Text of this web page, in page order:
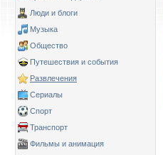
Люди и блоги
Музыка
Общество
Путешествия и события
Развлечения
Сериалы
Спорт
Транспорт
Фильмы и анимация